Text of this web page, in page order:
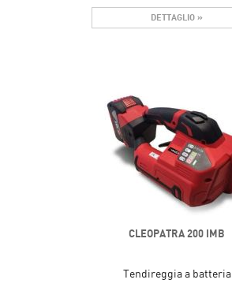
DETTAGLIO »
CLEOPATRA 200 IMB
Tendireggia a batteria